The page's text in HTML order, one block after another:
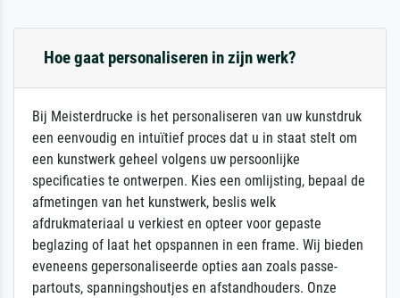
Hoe gaat personaliseren in zijn werk?
Bij Meisterdrucke is het personaliseren van uw kunstdruk
een eenvoudig en intuïtief proces dat u in staat stelt om
een kunstwerk geheel volgens uw persoonlijke
specificaties te ontwerpen. Kies een omlijsting, bepaal de
afmetingen van het kunstwerk, beslis welk
afdrukmateriaal u verkiest en opteer voor gepaste
beglazing of laat het opspannen in een frame. Wij bieden
eveneens gepersonaliseerde opties aan zoals passe-
partouts, spanningshoutjes en afstandhouders. Onze